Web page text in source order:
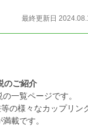
最終更新日
のご紹介
一覧ページです。
の様々なカップリン
載です。